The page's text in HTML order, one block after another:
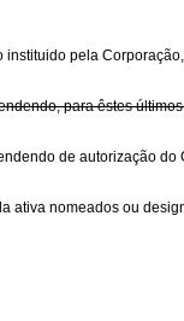
pela
para êstes
de autorização do
ativa nomeados ou